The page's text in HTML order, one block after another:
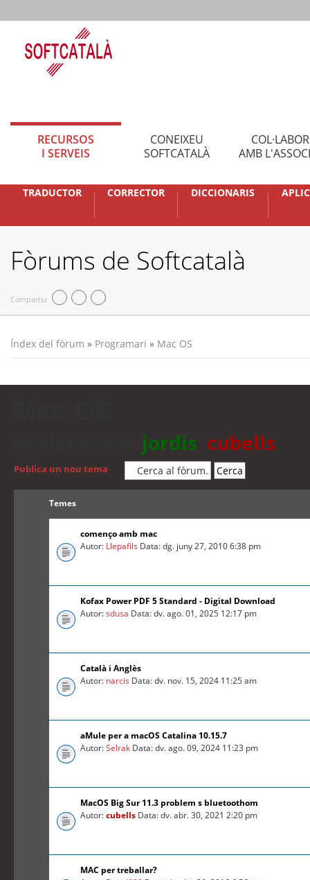
RECURSOS
I SERVEIS
CONEIXEU
SOFTCATALÀ
AMB
TRADUCTOR CORRECTOR DICCIONARIS
Fòrums de Softcatalà
Compartiu
Índex del fòrum » Programari » Mac OS
jordis cubells
Publica un nou tema
Temes
començo amb mac
Autor: Llepafils Data: dg. juny 27, 2010 6:38 pm
Kofax Power PDF 5 Standard - Digital Download
Autor:sdusa Data: dv. ago. 01, 2025 12:17 pm
Català i Anglès
Autor: narcis Data: dv. nov. 15, 2024 11:25 am
aMule per a macOS Catalina 10.15.7
Autor:Selrak Data: dv. ago. 09, 2024 11:23 pm
MacOS Big Sur 11.3 problem s bluetoothom
Autor:cubells Data: dv. abr. 30, 2021 2:20 pm
MAC per treballar?